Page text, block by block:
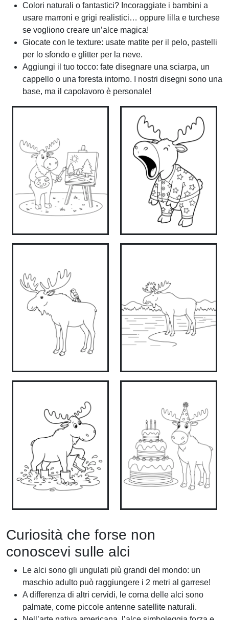
Colori naturali o fantastici? Incoraggiate i bambini a
usare marroni e grigi realistici… oppure lilla e turchese
se vogliono creare un’alce magica!
Giocate con le texture: usate matite per il pelo, pastelli
per lo sfondo e glitter per la neve.
Aggiungi il tuo tocco: fate disegnare una sciarpa, un
cappello o una foresta intorno. I nostri disegni sono una
base, ma il capolavoro è personale!
Curiosità che forse non
conoscevi sulle alci
Le alci sono gli ungulati più grandi del mondo: un
maschio adulto può raggiungere i 2 metri al garrese!
A differenza di altri cervidi, le corna delle alci sono
palmate, come piccole antenne satellite naturali.